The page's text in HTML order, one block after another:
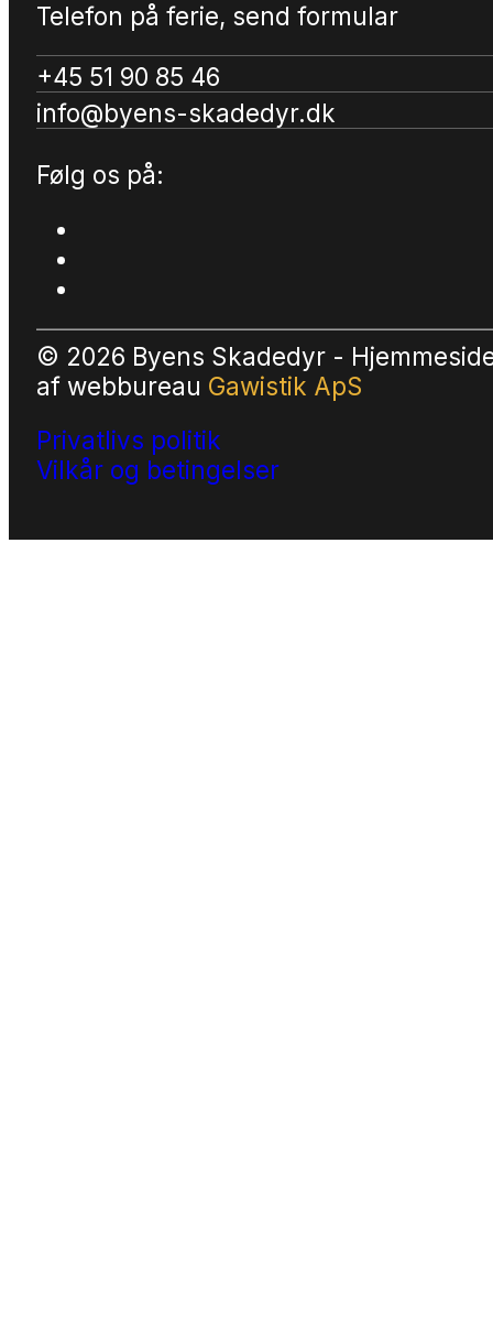
Telefon på ferie, send formular
+45 51 90 85 46
info@byens-skadedyr.dk
Følg os på:
© 2026 Byens Skadedyr -
af webbureau Gawistik ApS
Privatlivs politik
Vilkår og betingelser